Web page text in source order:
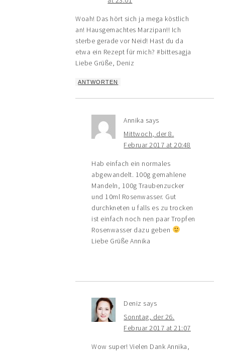
Woah! Das hört sich ja mega köstlich
an! Hausgemachtes Marzipan!! Ich
sterbe gerade vor Neid! Hast du da
etwa ein Rezept für mich? #bittesagja
Liebe Grüße, Deniz
ANTWORTEN
Annika says
Mittwoch, der 8.
Februar 2017 at 20:48
Hab einfach ein normales
abgewandelt. 100g gemahlene
Mandeln, 100g Traubenzucker
und 10ml Rosenwasser. Gut
durchkneten u falls es zu trocken
ist einfach noch nen paar Tropfen
Rosenwasser dazu geben
Liebe Grüße Annika
Deniz says
Sonntag, der 26.
Februar 2017 at 21:07
Wow super! Vielen Dank Annika,